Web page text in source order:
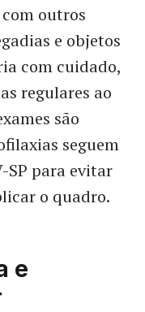
outros
e objetos
com cuidado,
regulares ao
são
seguem
SP para evitar
o quadro.
e